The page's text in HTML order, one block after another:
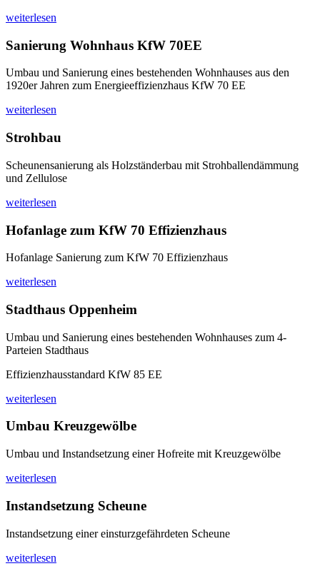
weiterlesen
Sanierung Wohnhaus KfW 70EE
Umbau und Sanierung eines bestehenden Wohnhauses aus den
1920er Jahren zum Energieeffizienzhaus KfW 70 EE
weiterlesen
Strohbau
Scheunensanierung als Holzständerbau mit Strohballendämmung
und Zellulose
weiterlesen
Hofanlage zum KfW 70 Effizienzhaus
Hofanlage Sanierung zum KfW 70 Effizienzhaus
weiterlesen
Stadthaus Oppenheim
Umbau und Sanierung eines bestehenden Wohnhauses zum 4-
Parteien Stadthaus
Effizienzhausstandard KfW 85 EE
weiterlesen
Umbau Kreuzgewölbe
Umbau und Instandsetzung einer Hofreite mit Kreuzgewölbe
weiterlesen
Instandsetzung Scheune
Instandsetzung einer einsturzgefährdeten Scheune
weiterlesen